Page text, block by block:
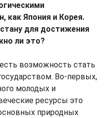
как Япония и Корея.
для достижения
ли это?
возможность стать
Во-первых,
молодых и
ресурсы это
природных